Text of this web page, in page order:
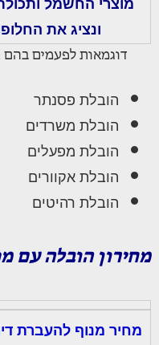
ונציג את
דוגמאות לפעמים בהם
הובלת פסנתר
הובלת משרדים
הובלת מפעלים
הובלת אקוורים
הובלת רהיטים
מחירון הובלה עם